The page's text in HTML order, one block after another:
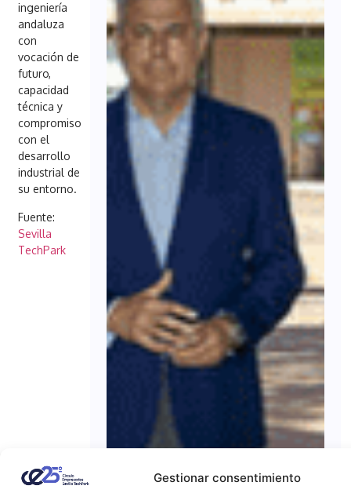
Gestionar consentimiento
ingeniería
andaluza
con
vocación de
futuro,
capacidad
técnica y
compromiso
con el
desarrollo
industrial de
su entorno.
Fuente:
Sevilla
TechPark